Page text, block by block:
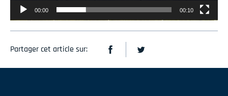
00:00 00:10
Partager cet article sur: